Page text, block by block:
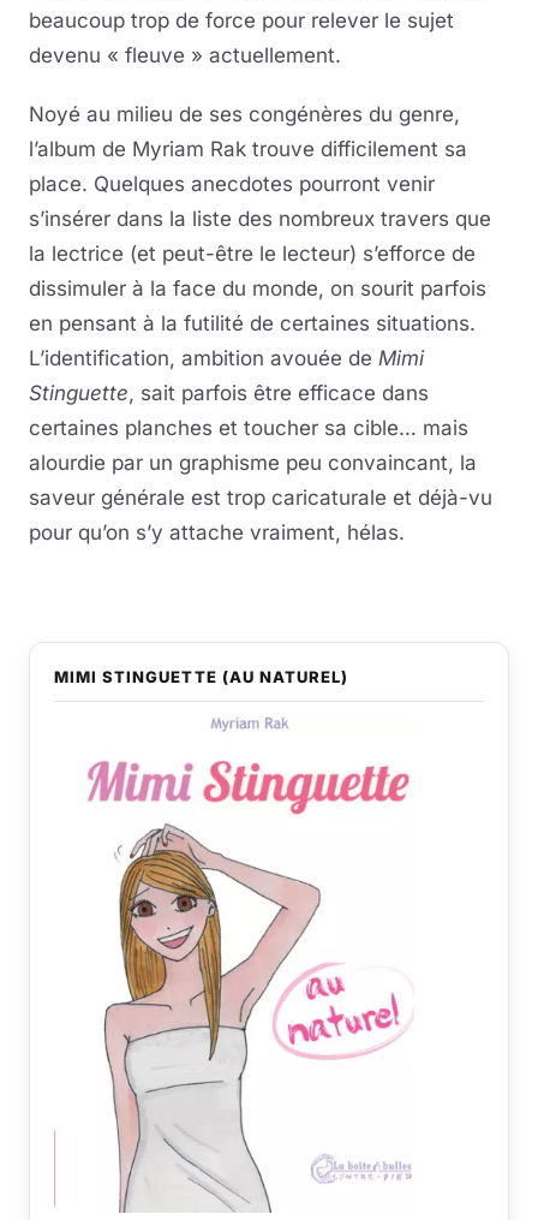
beaucoup trop de force pour relever le sujet
devenu « fleuve » actuellement.
Noyé au milieu de ses congénères du genre,
l’album de Myriam Rak trouve difficilement sa
place. Quelques anecdotes pourront venir
s’insérer dans la liste des nombreux travers que
la lectrice (et peut-être le lecteur) s’efforce de
dissimuler à la face du monde, on sourit parfois
en pensant à la futilité de certaines situations.
L’identification, ambition avouée de Mimi
Stinguette, sait parfois être efficace dans
certaines planches et toucher sa cible… mais
alourdie par un graphisme peu convaincant, la
saveur générale est trop caricaturale et déjà-vu
pour qu’on s’y attache vraiment, hélas.
MIMI STINGUETTE (AU NATUREL)